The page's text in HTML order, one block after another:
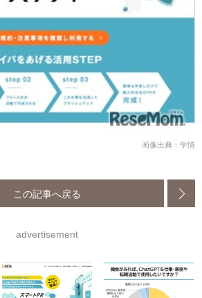
画像出典：学情
この記事へ戻る
advertisement